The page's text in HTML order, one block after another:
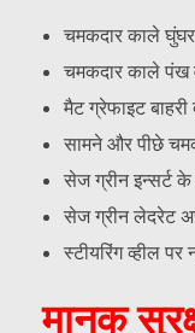
चमकदार काले
चमकदार काले पंख
मैट ग्रेफाइट
सामने और पीछे
सेज ग्रीन इन्सर्ट के
सेज ग्रीन लेदरेट
स्टीयरिंग व्हील पर
मानक